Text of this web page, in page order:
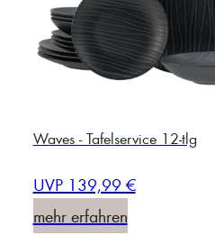
Waves - Tafelservice 12-tlg
UVP 139,99 €
mehr erfahren